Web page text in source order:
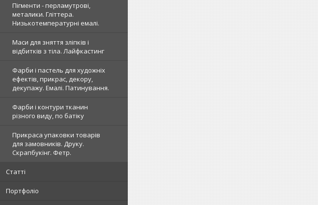
Пігменти - перламутрові,
металики. Гліттера.
Низькотемпературні емалі.
Маси для зняття зліпків і
відбитків з тіла. Лайфкастинг
Фарби і пастель для художніх
ефектів, прикрас, декору,
декупажу. Емалі. Патинування.
Фарби і контури тканин
різного виду, по батіку
Прикраса упаковки товарів
для замовників. Друку.
Скрапбукінг. Фетр.
Статті
Портфоліо